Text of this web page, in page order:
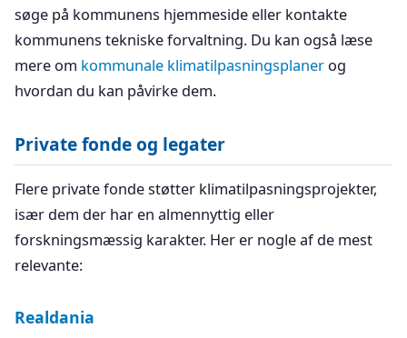
søge på kommunens hjemmeside eller kontakte
kommunens tekniske forvaltning. Du kan også læse
mere om kommunale klimatilpasningsplaner og
hvordan du kan påvirke dem.
Private fonde og legater
Flere private fonde støtter klimatilpasningsprojekter,
især dem der har en almennyttig eller
forskningsmæssig karakter. Her er nogle af de mest
relevante:
Realdania